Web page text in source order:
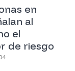
en
al
el
de riesgo